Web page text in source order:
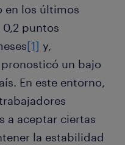
en los últimos
0,2 puntos
[1] y,
un bajo
En este entorno,
a aceptar ciertas
la estabilidad